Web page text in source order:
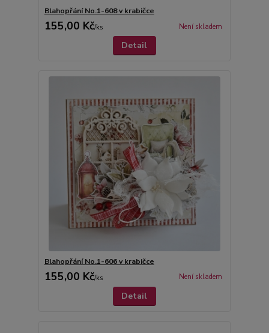
Blahopřání No.1-608 v krabičce
155,00 Kč/ks Není skladem
Detail
Blahopřání No.1-606 v krabičce
155,00 Kč/ks Není skladem
Detail